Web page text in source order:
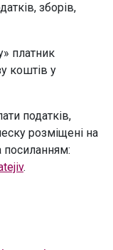
зборів,
платник
коштів у
податків,
розміщені на
посиланням:
.